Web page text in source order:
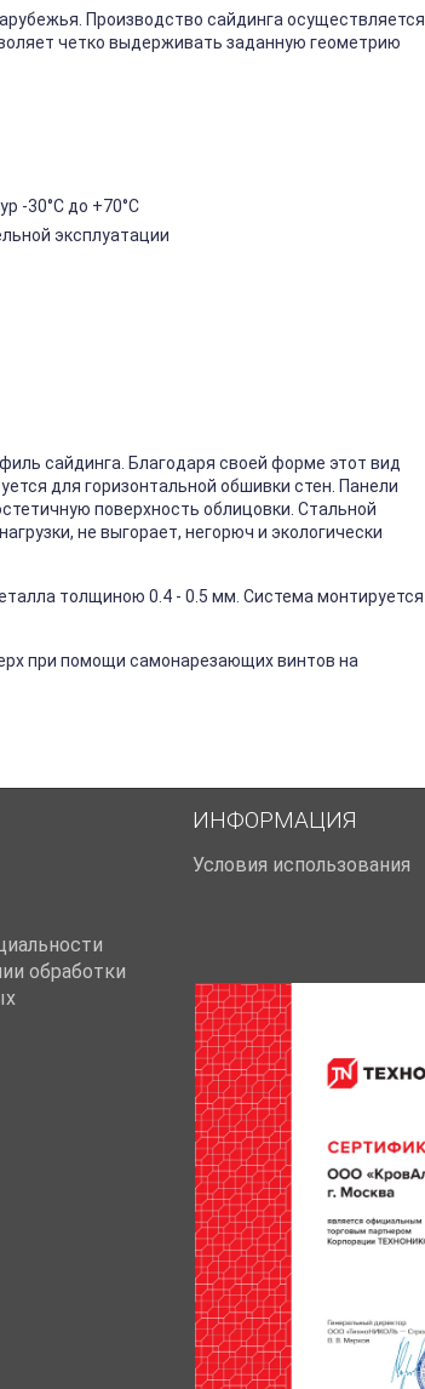
Производство сайдинга осуществляется
четко выдерживать заданную геометрию
-30°C до +70°C
эксплуатации
сайдинга. Благодаря своей форме этот вид
для горизонтальной обшивки стен. Панели
поверхность облицовки. Стальной
не выгорает, негорюч и экологически
толщиною 0.4 - 0.5 мм. Система монтируется
при помощи самонарезающих винтов на
обработки
ИНФОРМАЦИЯ
Условия использования